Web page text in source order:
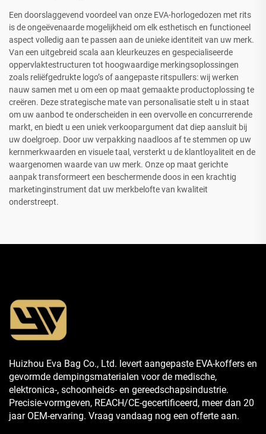
Een doorslaggevend voordeel van onze EVA-horlogedozen met rits
is de ongeëvenaarde mogelijkheid om elk esthetisch en functioneel
aspect volledig aan te passen aan de unieke identiteit van uw merk.
Van een uitgebreid scala aan kleurkeuzes en gespecialiseerde
oppervlaktestructuren tot hoogwaardige merkingsoplossingen
zoals reliëfgedrukte logo’s of aangepaste ritspullers: wij werken
nauw samen met u om een op maat gemaakte productoplossing te
creëren. Deze strategische mate van personalisatie stelt u in staat
om uw aanbod te onderscheiden in een overvolle en concurrerende
markt, en biedt u een uniek verkoopargument dat diep aansluit bij
uw doelgroep. Door uw verpakking naadloos af te stemmen op uw
kernmerkwaarden en visuele taal, versterkt u de klantloyaliteit en de
waargenomen waarde van uw merk. Onze op maat gerichte
aanpak transformeert een beschermende doos in een krachtig
marketinginstrument dat uw merkbelofte van kwaliteit
onderstreept.
Huizhou Eva Bag Co., Ltd. levert aangepaste EVA-koffers en
gevormde dempingsmaterialen voor de medische,
elektronica-, schoonheids- en gereedschapsindustrie.
Precisie-vormgeven, REACH/CE-gecertificeerd, meer dan 20
jaar OEM-ervaring. Vraag vandaag nog een offerte aan.